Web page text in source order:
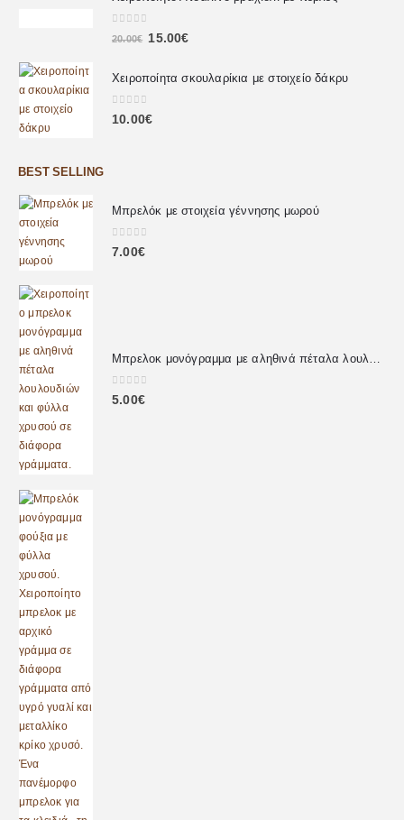
out of 5
20.00€ 15.00€
Χειροποίητα σκουλαρίκια με στοιχείο δάκρυ
0out of 5
10.00€
BEST SELLING
Μπρελόκ με στοιχεία γέννησης μωρού
0out of 5
7.00€
Μπρελοκ μονόγραμμα με αληθινά πέταλα λουλουδιών
0 out of 5
5.00€